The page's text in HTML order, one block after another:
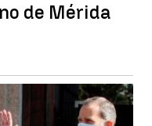
de Mérida